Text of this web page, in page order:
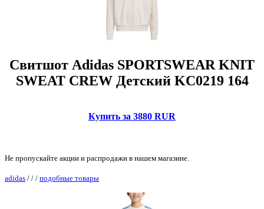
Свитшот Adidas SPORTSWEAR KNIT
SWEAT CREW Детский KC0219 164
Купить за 3880 RUR
Не пропускайте акции и распродажи в нашем магазине.
adidas / / / подобные товары